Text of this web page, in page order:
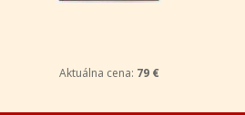
Aktuálna cena: 79 €